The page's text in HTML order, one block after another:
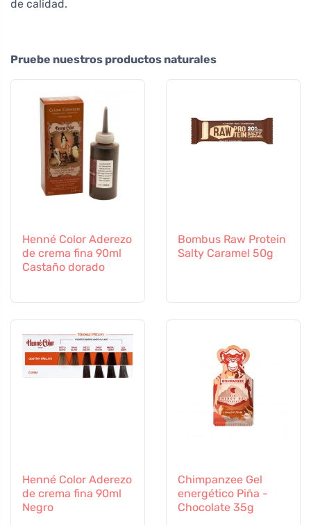
de calidad.
Pruebe nuestros productos naturales
Henné Color Aderezo
de crema fina 90ml
Castaño dorado
Bombus Raw Protein
Salty Caramel 50g
Henné Color Aderezo
de crema fina 90ml
Negro
Chimpanzee Gel
energético Piña -
Chocolate 35g